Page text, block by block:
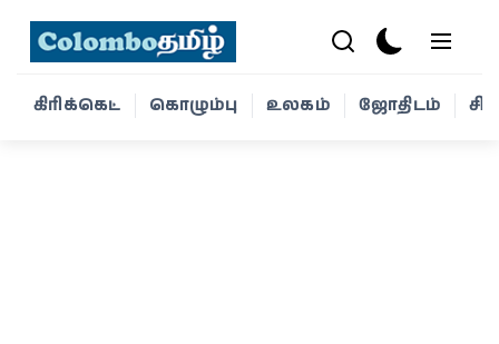
கிரிக்கெட் கொழும்பு உலகம் ஜோதிடம்